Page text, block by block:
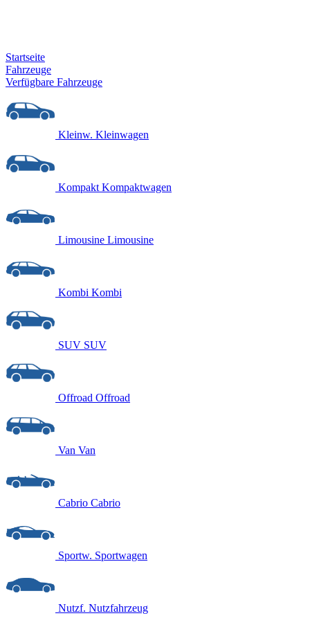
Startseite
Fahrzeuge
Verfügbare Fahrzeuge
Kleinw. Kleinwagen
Kompakt Kompaktwagen
Limousine Limousine
Kombi Kombi
SUV SUV
Offroad Offroad
Van Van
Cabrio Cabrio
Sportw. Sportwagen
Nutzf. Nutzfahrzeug